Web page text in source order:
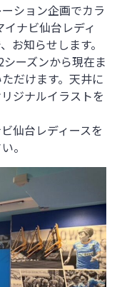
ション企画でカラ
ナビ仙台レディ
お知らせします。
ーズンから現在ま
だけます。天井に
ジナルイラストを
仙台レディースを
。